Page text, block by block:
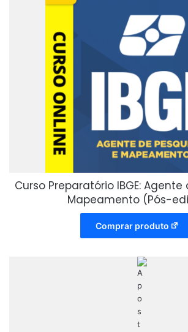
Curso Preparatório IBGE:
Mapeamento (Pós-
Comprar produto